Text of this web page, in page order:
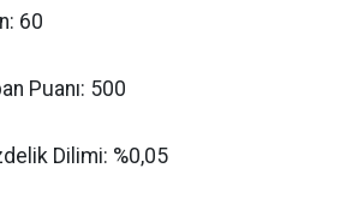
60
Puanı: 500
Dilimi: %0,05